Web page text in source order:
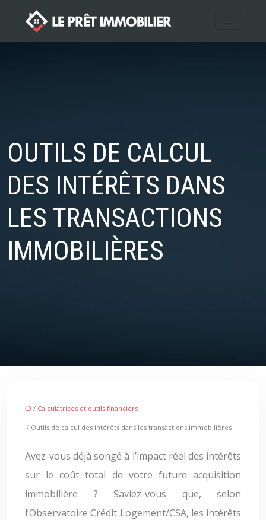
OUTILS DE CALCUL
DES INTÉRÊTS DANS
LES TRANSACTIONS
IMMOBILIÈRES
/ Calculatrices et outils financiers
/ Outils de calcul des intérêts dans les transactions immobilières
Avez-vous déjà songé à l’impact réel des intérêts
sur le coût total de votre future acquisition
immobilière ? Saviez-vous que, selon
l’Observatoire Crédit Logement/CSA, les intérêts